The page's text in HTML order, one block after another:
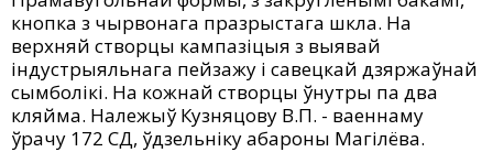
кнопка з чырвонага празрыстага шкла. На
верхняй створцы кампазіцыя з выявай
індустрыяльнага пейзажу і савецкай дзяржаўнай
сымболікі. На кожнай створцы ўнутры па два
кляйма. Належыў Кузняцову В.П. - ваеннаму
ўрачу 172 СД, ўдзельніку абароны Магілёва.